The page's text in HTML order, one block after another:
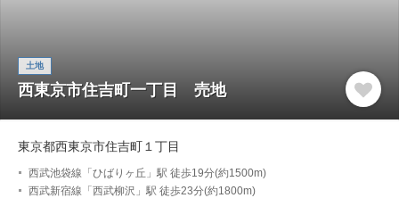
土地
西東京市住吉町一丁目 売地
東京都西東京市住吉町１丁目
西武池袋線「ひばりヶ丘」駅 徒歩19分(約1500m)
西武新宿線「西武柳沢」駅 徒歩23分(約1800m)